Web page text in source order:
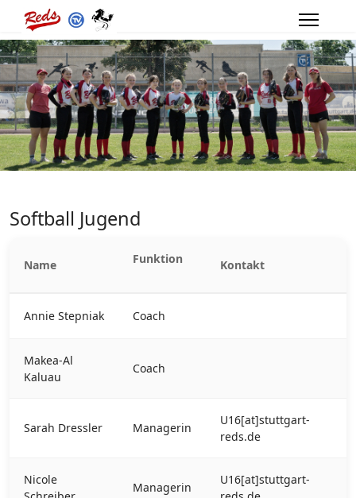
Softball Jugend
Name Funktion Kontakt
Annie Stepniak Coach
Makea-Al
Kaluau
Coach
Sarah Dressler Managerin
U16[at]stuttgart-
reds.de
Nicole
Managerin
U16[at]stuttgart-